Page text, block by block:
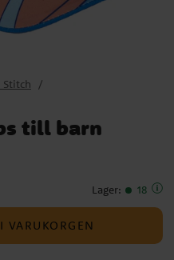
till barn
Lager: 18
VARUKORGEN